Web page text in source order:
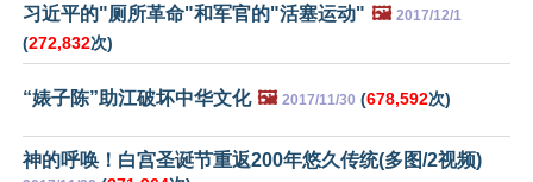
习近平的"厕所革命"和军官的"活塞运动" 🖼️ 2017/12/1
(272,832次)
“婊子陈”助江破坏中华文化 🖼️ 2017/11/30 (678,592次)
神的呼唤！白宫圣诞节重返200年悠久传统(多图/2视频)